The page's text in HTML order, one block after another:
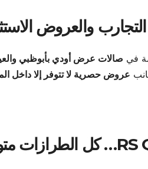
والعروض
في صالات عرض أودي بأبوظبي
عروض حصرية لا تتوفر إلا داخل
كل الطرازات